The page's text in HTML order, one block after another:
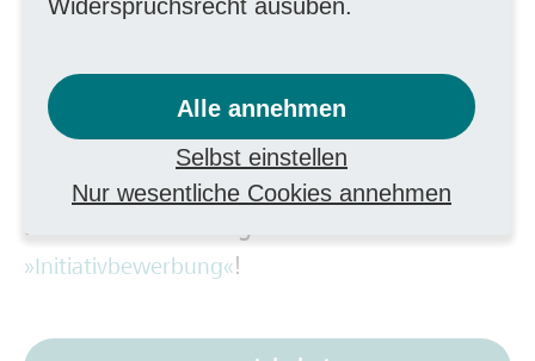
Kein passendes Stellenangebot gefunden?
Dann erwarten wir gerne Ihre
Initiativbewerbung !
Widerspruchsrecht ausüben.
Alle annehmen
Selbst einstellen
Nur wesentliche Cookies annehmen